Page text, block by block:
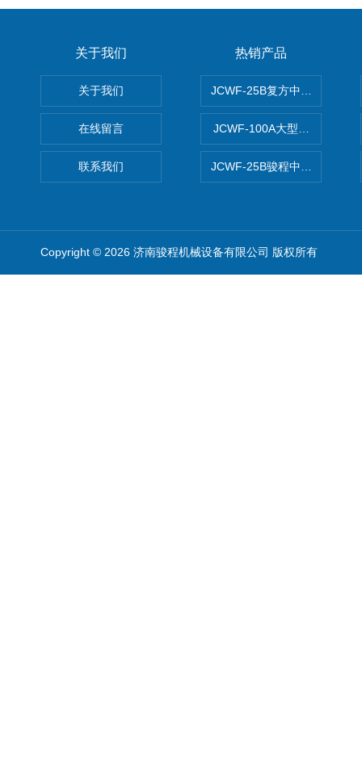
关于我们
关于我们
在线留言
联系我们
热销产品
JCWF-25B复方中药材超微粉
JCWF-100A大型中药材超微
JCWF-25B骏程中草药超细粉
Copyright © 2026 济南骏程机械设备有限公司 版权所有